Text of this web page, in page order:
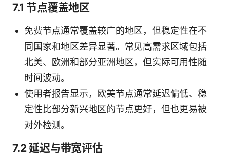
7.1 节点覆盖地区
免费节点通常覆盖较广的地区，但稳定性在不
同国家和地区差异显著。常见高需求区域包括
北美、欧洲和部分亚洲地区，但实际可用性随
时间波动。
使用者报告显示，欧美节点通常延迟偏低、稳
定性比部分新兴地区的节点更好，但也更易被
对外检测。
7.2 延迟与带宽评估